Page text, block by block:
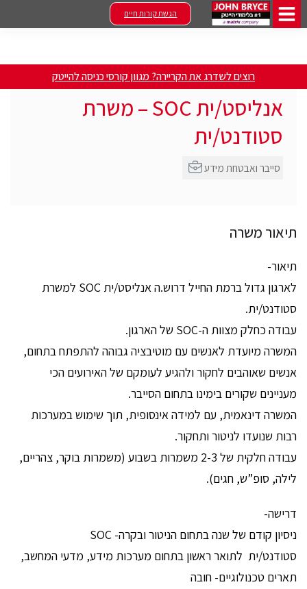
הגשת קורות חיים
רוצים לשדרג את הקריירה? מגוון קורסי כניסה להייטק
אנליסט/ית SOC – משרת
סטודנט/ית
תיאור משרה
תיאור-
לארגון גדול ברמת החייל דרוש.ה אנליסט/ית SOC למשרת
סטודנט/ית.
עבודה כחלק מצוות ה-SOC של הארגון.
המשרה מיועדת לאנשים עם מוטיבציה גבוהה להתפתח בתחום,
אנשים שאוהבים לחקור ולהגיע לעומקם של האירועים הכי
מעניינים שקורים בימינו בתחום הסייבר.
המשרה דינאמית, עם למידה אינסופית, תוך שימוש במערכות
רבות שנועדו לניטור ותחקור.
עבודה חלקית של 2-3 משמרות בשבוע (משמרות בוקר, צהריים,
לילה, סופ”ש, חגים).
דרישה-
ניסיון קודם של שנה בתחום הניטור ובקרה- SOC
סטודנט/ית לתואר ראשון בתחום מערכות מידע, מדעי המחשב,
תארים טכנולוגיים- חובה